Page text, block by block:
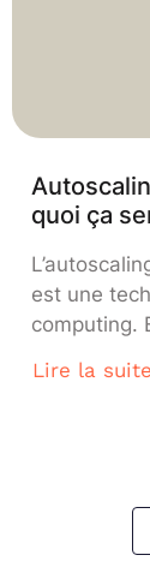
quoi ça
est une
computing.
besoins
avantages
Lire la suite